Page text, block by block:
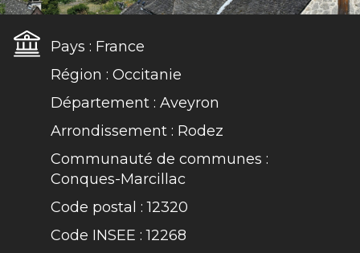
Pays : France
Région : Occitanie
Département : Aveyron
Arrondissement : Rodez
Communauté de communes :
Conques-Marcillac
Code postal :12320
Code INSEE :12268